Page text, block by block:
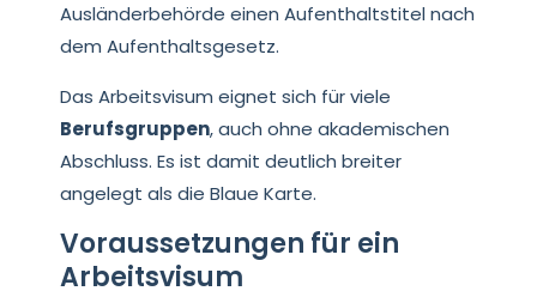
Ausländerbehörde einen Aufenthaltstitel nach
dem Aufenthaltsgesetz.
Das Arbeitsvisum eignet sich für viele
Berufsgruppen, auch ohne akademischen
Abschluss. Es ist damit deutlich breiter
angelegt als die Blaue Karte.
Voraussetzungen für ein
Arbeitsvisum